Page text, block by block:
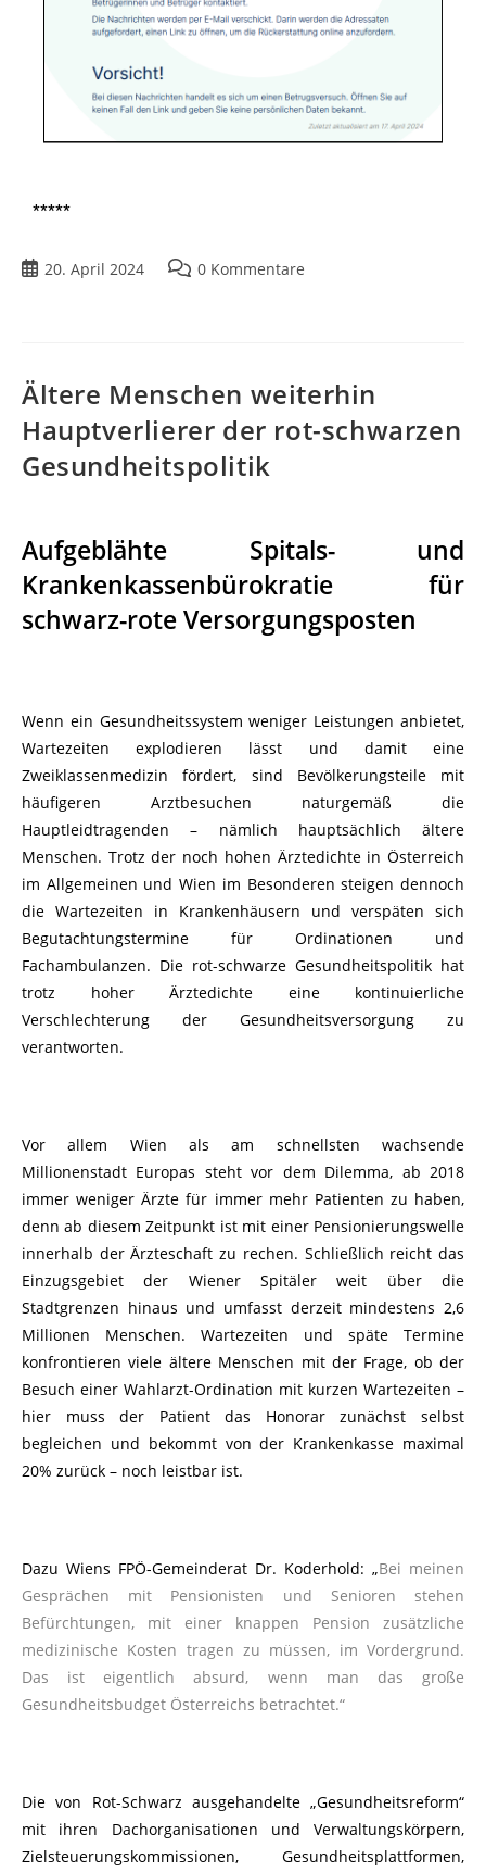
*****
20. April 2024 0 Kommentare
Ältere Menschen weiterhin
Hauptverlierer der rot-schwarzen
Gesundheitspolitik
Aufgeblähte Spitals- und
Krankenkassenbürokratie für
schwarz-rote Versorgungsposten
Wenn ein Gesundheitssystem weniger Leistungen anbietet,
Wartezeiten explodieren lässt und damit eine
Zweiklassenmedizin fördert, sind Bevölkerungsteile mit
häufigeren Arztbesuchen naturgemäß die
Hauptleidtragenden – nämlich hauptsächlich ältere
Menschen. Trotz der noch hohen Ärztedichte in Österreich
im Allgemeinen und Wien im Besonderen steigen dennoch
die Wartezeiten in Krankenhäusern und verspäten sich
Begutachtungstermine für Ordinationen und
Fachambulanzen. Die rot-schwarze Gesundheitspolitik hat
trotz hoher Ärztedichte eine kontinuierliche
Verschlechterung der Gesundheitsversorgung zu
verantworten.
Vor allem Wien als am schnellsten wachsende
Millionenstadt Europas steht vor dem Dilemma, ab 2018
immer weniger Ärzte für immer mehr Patienten zu haben,
denn ab diesem Zeitpunkt ist mit einer Pensionierungswelle
innerhalb der Ärzteschaft zu rechen. Schließlich reicht das
Einzugsgebiet der Wiener Spitäler weit über die
Stadtgrenzen hinaus und umfasst derzeit mindestens 2,6
Millionen Menschen. Wartezeiten und späte Termine
konfrontieren viele ältere Menschen mit der Frage, ob der
Besuch einer Wahlarzt-Ordination mit kurzen Wartezeiten –
hier muss der Patient das Honorar zunächst selbst
begleichen und bekommt von der Krankenkasse maximal
20% zurück – noch leistbar ist.
Dazu Wiens FPÖ-Gemeinderat Dr. Koderhold: „Bei meinen
Gesprächen mit Pensionisten und Senioren stehen
Befürchtungen, mit einer knappen Pension zusätzliche
medizinische Kosten tragen zu müssen, im Vordergrund.
Das ist eigentlich absurd, wenn man das große
Gesundheitsbudget Österreichs betrachtet.“
Die von Rot-Schwarz ausgehandelte „Gesundheitsreform“
mit ihren Dachorganisationen und Verwaltungskörpern,
Zielsteuerungskommissionen, Gesundheitsplattformen,